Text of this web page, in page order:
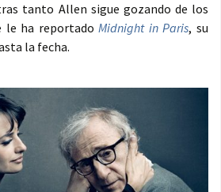
tanto Allen sigue gozando de los
le ha reportadoMidnight in Paris, su
la fecha.